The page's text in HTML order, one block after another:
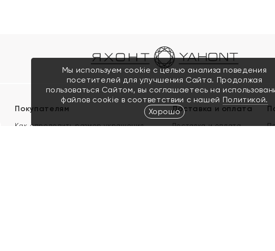
Покупателям
Как определить размер украшения
Доставка и оплата
Доставка и оплата
Мы используем cookie с целью анализа поведения
посетителей для улучшения Сайта. Продолжая
пользоваться Сайтом, вы соглашаетесь на
файлов cookie в соответствии с нашей Политикой.
Хорошо